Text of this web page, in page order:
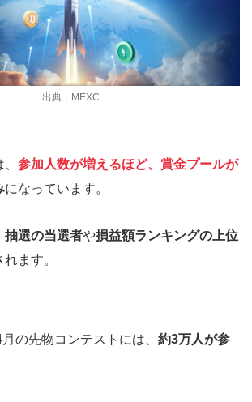
出典：MEXC
参加人数が増えるほど、賞金プールが
になっています。
抽選の当選者や損益額ランキングの上位
れます。
の先物コンテストには、 約3万人が参